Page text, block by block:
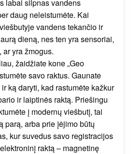
labai silpnas vandens
daug neleistumėte. Kai
vandens tekančio ir
dieną, nes ten yra sensoriai,
ar yra žmogus.
žaidžiate kone „Geo
savo raktus. Gaunate
ką daryti, kad rastumėte kažkur
ir laiptinės raktą. Priešingu
į modernų viešbutį, tai
parą, arba prie įėjimo būtų
kur suvedus savo registracijos
raktą – magnetinę